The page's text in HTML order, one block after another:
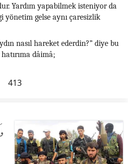
Yardım yapabilmek isteniyor da
yönetim gelse aynı çaresizlik
nasıl hareket ederdin?” diye bu
dâimâ;
413